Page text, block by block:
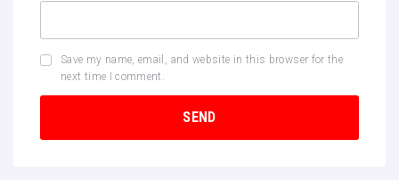
Save my name, email, and website in this browser for the
next time I comment.